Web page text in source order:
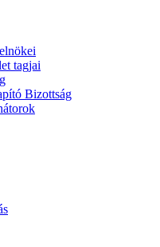
tagjai
Bizottság